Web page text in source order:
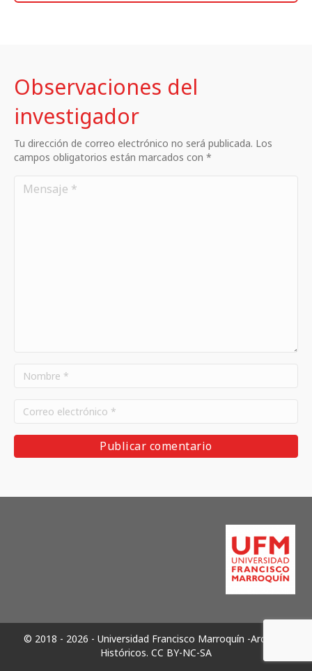
Observaciones del
investigador
Tu dirección de correo electrónico no será publicada. Los
campos obligatorios están marcados con *
© 2018 - 2026 - Universidad Francisco Marroquín -Archivos
Históricos. CC BY-NC-SA